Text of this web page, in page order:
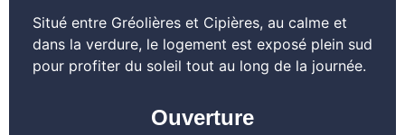
Situé entre Gréolières et Cipières, au calme et
dans la verdure, le logement est exposé plein sud
pour profiter du soleil tout au long de la journée.
Ouverture